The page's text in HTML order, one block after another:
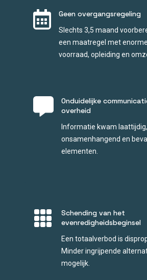
 Geen overgangsregeling
Slechts 3,5 maand
een maatregel met
voorraad, opleiding en

Onduidelijke
overheid
Informatie kwam laattijdig,
onsamenhangend en
elementen.

Schending van het
evenredigheidsbeginsel
Een totaalverbod is
Minder ingrijpende
mogelijk.